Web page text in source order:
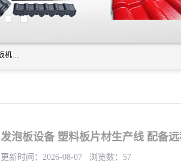
艾斯曼(张家港)技术工程设备有限公司是一家以新型建材生产设备生产制造，公司的主要经营产品有塑料中空模板机器、PET片材设备、可降解餐盒设备、树脂瓦设备、管材生产线、琉璃瓦设备等，艾斯曼机械在国内及国外享有较高盛誉拥有众多长期合作的老客户。
发泡板设备 塑料板片材生产线 配备
更新时间：2026-08-07 浏览数：57